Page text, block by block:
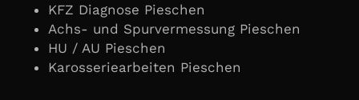
KFZ Diagnose Pieschen
Achs- und Spurvermessung Pieschen
HU / AU Pieschen
Karosseriearbeiten Pieschen